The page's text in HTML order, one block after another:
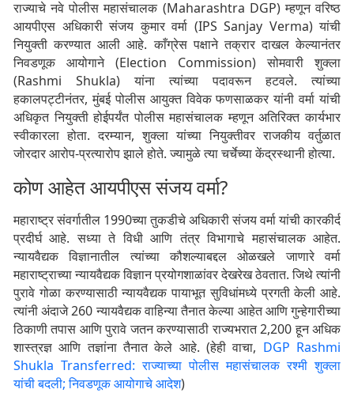
राज्याचे नवे पोलीस महासंचालक (Maharashtra DGP) म्हणून वरिष्ठ
आयपीएस अधिकारी संजय कुमार वर्मा (IPS Sanjay Verma) यांची
नियुक्ती करण्यात आली आहे. काँग्रेस पक्षाने तक्रार दाखल केल्यानंतर
निवडणूक आयोगाने (Election Commission) सोमवारी शुक्ला
(Rashmi Shukla) यांना त्यांच्या पदावरून हटवले. त्यांच्या
हकालपट्टीनंतर, मुंबई पोलीस आयुक्त विवेक फणसाळकर यांनी वर्मा यांची
अधिकृत नियुक्ती होईपर्यंत पोलीस महासंचालक म्हणून अतिरिक्त कार्यभार
स्वीकारला होता. दरम्यान, शुक्ला यांच्या नियुक्तीवर राजकीय वर्तुळात
जोरदार आरोप-प्रत्यारोप झाले होते. ज्यामुळे त्या चर्चेच्या केंद्रस्थानी होत्या.
कोण आहेत आयपीएस संजय वर्मा?
महाराष्ट्र संवर्गातील 1990च्या तुकडीचे अधिकारी संजय वर्मा यांची कारकीर्द
प्रदीर्घ आहे. सध्या ते विधी आणि तंत्र विभागाचे महासंचालक आहेत.
न्यायवैद्यक विज्ञानातील त्यांच्या कौशल्याबद्दल ओळखले जाणारे वर्मा
महाराष्ट्राच्या न्यायवैद्यक विज्ञान प्रयोगशाळांवर देखरेख ठेवतात. जिथे त्यांनी
पुरावे गोळा करण्यासाठी न्यायवैद्यक पायाभूत सुविधांमध्ये प्रगती केली आहे.
त्यांनी अंदाजे 260 न्यायवैद्यक वाहिन्या तैनात केल्या आहेत आणि गुन्हेगारीच्या
ठिकाणी तपास आणि पुरावे जतन करण्यासाठी राज्यभरात 2,200 हून अधिक
शास्त्रज्ञ आणि तज्ञांना तैनात केले आहे. (हेही वाचा, DGP Rashmi
Shukla Transferred: राज्याच्या पोलीस महासंचालक रश्मी शुक्ला
यांची बदली; निवडणूक आयोगाचे आदेश)